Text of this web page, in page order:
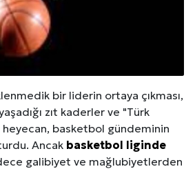
bir liderin ortaya çıkması,
zıt kaderler ve "Türk
heyecan, basketbol gündeminin
Ancak basketbol liginde
galibiyet ve mağlubiyetlerden